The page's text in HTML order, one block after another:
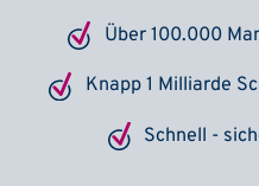
Über 100.000
Knapp 1 Milliarde
Schnell -